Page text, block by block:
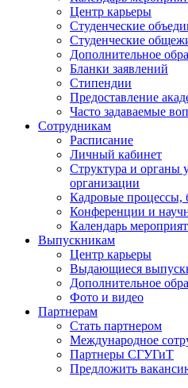
Центр карьеры
Студенческие
Студенческие
Дополнительное
Бланки заявлений
Стипендии
Предоставление
Часто задаваемые
Сотрудникам
Расписание
Личный кабинет
Структура и органы
организации
Кадровые процессы,
Конференции и
Календарь
Выпускникам
Центр карьеры
Выдающиеся
Дополнительное
Фото и видео
Партнерам
Стать партнером
Международное
Партнеры СГУГиТ
Предложить